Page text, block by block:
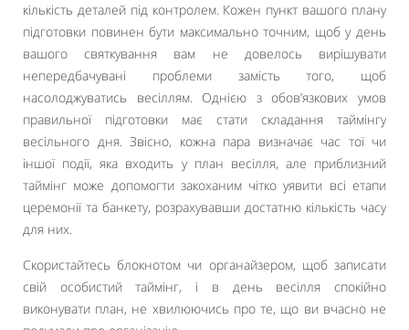
кількість деталей під контролем. Кожен пункт вашого плану
підготовки повинен бути максимально точним, щоб у день
вашого святкування вам не довелось вирішувати
непередбачувані проблеми замість того, щоб
насолоджуватись весіллям. Однією з обов’язкових умов
правильної підготовки має стати складання таймінгу
весільного дня. Звісно, кожна пара визначає час тої чи
іншої події, яка входить у план весілля, але приблизний
таймінг може допомогти закоханим чітко уявити всі етапи
церемонії та банкету, розрахувавши достатню кількість часу
для них.
Скористайтесь блокнотом чи органайзером, щоб записати
свій особистий таймінг, і в день весілля спокійно
виконувати план, не хвилюючись про те, що ви вчасно не